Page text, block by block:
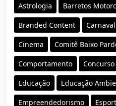
Astrologia Barretos
Branded Content Carnaval
Cinema Comitê Baixo
Comportamento
Educação Educação
Empreendedorismo